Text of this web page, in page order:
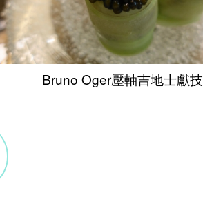
Bruno Oger壓軸吉地士獻技